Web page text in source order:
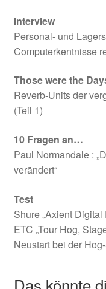
Interview
Personal- und
Computerkentnisse
Those were the
Reverb-Units der
(Teil 1)
10 Fragen an…
Paul Normandale :
verändert“
Test
Shure „Axient Digital
ETC „Tour Hog,
Neustart bei der